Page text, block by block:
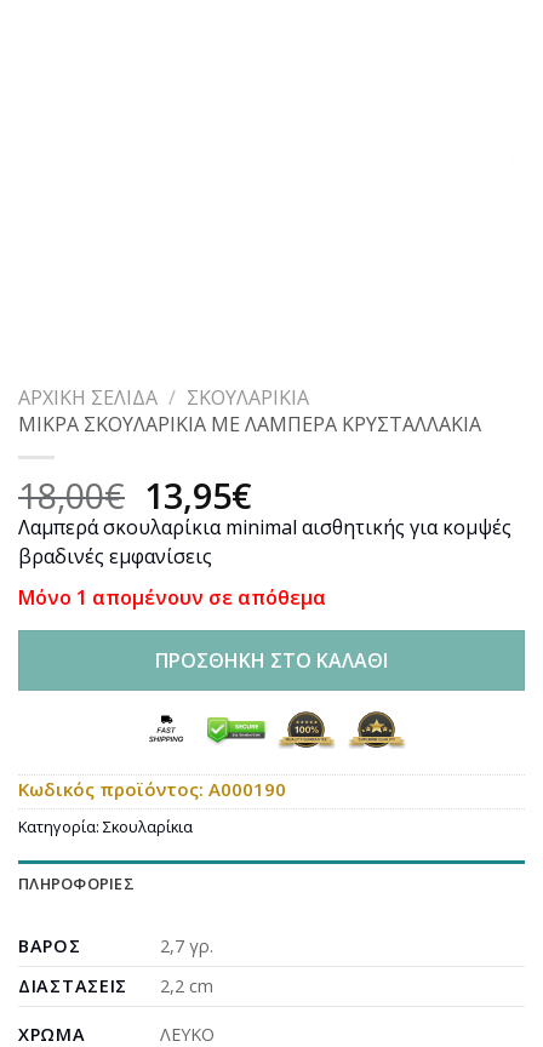
ΑΡΧΙΚΉ ΣΕΛΊΔΑ / ΣΚΟΥΛΑΡΊΚΙΑ
ΜΙΚΡΑ ΣΚΟΥΛΑΡΙΚΙΑ ΜΕ ΛΑΜΠΕΡΑ ΚΡΥΣΤΑΛΛΑΚΙΑ
18,00€ Original
price
was:
18,00€.
13,95€Η
τρέχουσα
είναι:
13,95€.
Λαμπερά σκουλαρίκια minimal αισθητικής για κομψές
βραδινές εμφανίσεις
Μόνο 1 απομένουν σε απόθεμα
ΠΡΟΣΘΉΚΗ ΣΤΟ ΚΑΛΆΘΙ
Κωδικός προϊόντος: A000190
Κατηγορία: Σκουλαρίκια
ΠΛΗΡΟΦΟΡΊΕΣ
ΒΆΡΟΣ
2,7 γρ.
ΔΙΑΣΤΆΣΕΙΣ
2,2 cm
ΧΡΏΜΑ ΛΕΥΚΟ